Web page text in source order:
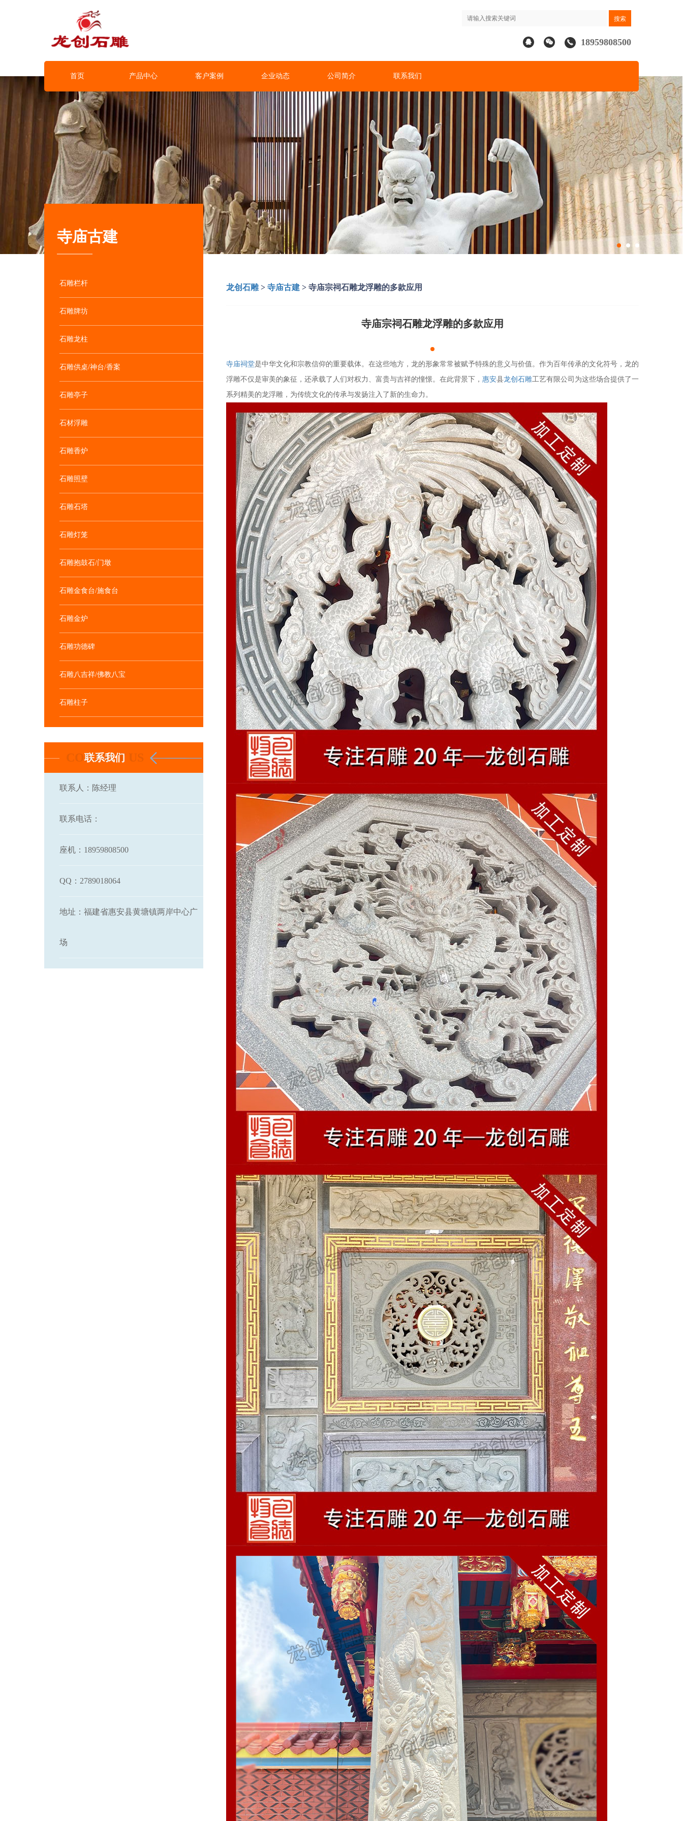
18959808500
首页 产品中心 客户案例 企业动态 公司简介 联系我们
寺庙古建
石雕栏杆
石雕牌坊
石雕龙柱
石雕供桌/神台/香案
石雕亭子
石材浮雕
石雕香炉
石雕照壁
石雕石塔
石雕灯笼
石雕抱鼓石/门墩
石雕金食台/施食台
石雕金炉
石雕功德碑
石雕八吉祥/佛教八宝
石雕柱子
联系我们
联系人：陈经理
联系电话：
座机：18959808500
QQ：2789018064
地址：福建省惠安县黄塘镇两岸中心广
场
龙创石雕 > 寺庙古建 > 寺庙宗祠石雕龙浮雕的多款应用
寺庙宗祠石雕龙浮雕的多款应用
寺庙祠堂是中华文化和宗教信仰的重要载体。在这些地方，龙的形象常常被赋予特殊的意义与价值。作为百年传承的文化符号，龙的
浮雕不仅是审美的象征，还承载了人们对权力、富贵与吉祥的憧憬。在此背景下， 惠安县龙创石雕工艺有限公司为这些场合提供了一
系列精美的龙浮雕，为传统文化的传承与发扬注入了新的生命力。